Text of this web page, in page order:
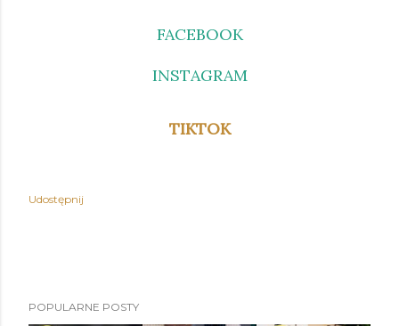
FACEBOOK
INSTAGRAM
TIKTOK
Udostępnij
POPULARNE POSTY